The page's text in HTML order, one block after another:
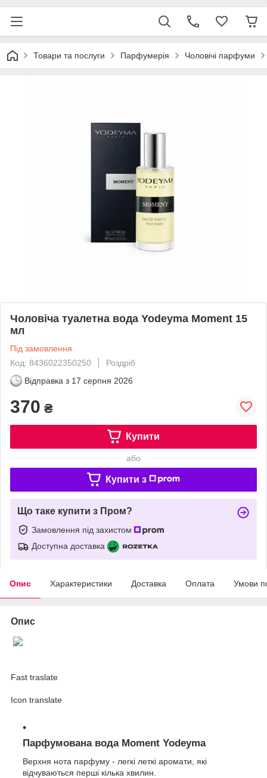
Товари та послуги Парфумерія Чоловічі парфуми
Чоловіча туалетна вода Yodeyma Moment 15
мл
Під замовлення
Код: 8436022350250
Роздріб
Відправка з 17 серпня 2026
370 ₴
Купити
або
Купити з
Що таке купити з Пром?
Замовлення під захистом
Доступна доставка
Опис Характеристики Доставка Оплата Умови
Опис
Fast traslate
Icon translate
Парфумована вода Moment Yodeyma
Верхня нота парфуму - легкі леткі аромати, які
відчуваються перші кілька хвилин.